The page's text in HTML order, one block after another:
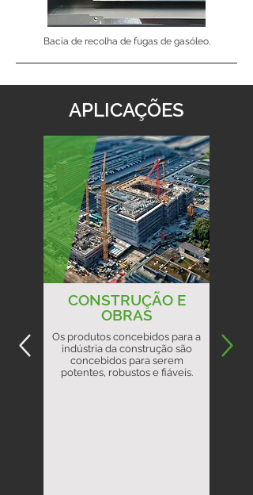
Bacia de recolha de fugas de gasóleo.
APLICAÇÕES
CONSTRUÇÃO E
OBRAS
Os produtos concebidos para a
indústria da construção são
concebidos para serem
potentes, robustos e fiáveis.